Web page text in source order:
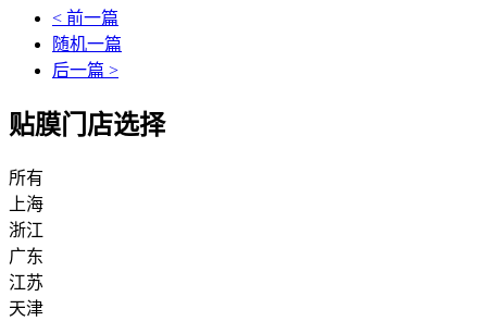
< 前一篇
随机一篇
后一篇 >
贴膜门店选择
所有
上海
浙江
广东
江苏
天津